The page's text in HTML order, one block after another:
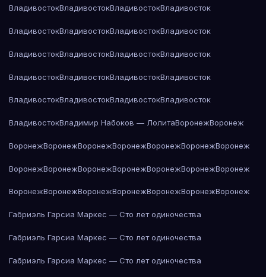
ВладивостокВладивостокВладивостокВладивосток
ВладивостокВладивостокВладивостокВладивосток
ВладивостокВладивостокВладивостокВладивосток
ВладивостокВладивостокВладивостокВладивосток
ВладивостокВладивостокВладивостокВладивосток
ВладивостокВладимир Набоков — ЛолитаВоронежВоронеж
ВоронежВоронежВоронежВоронежВоронежВоронежВоронеж
ВоронежВоронежВоронежВоронежВоронежВоронежВоронеж
ВоронежВоронежВоронежВоронежВоронежВоронежВоронеж
Габриэль Гарсиа Маркес — Сто лет одиночества
Габриэль Гарсиа Маркес — Сто лет одиночества
Габриэль Гарсиа Маркес — Сто лет одиночества